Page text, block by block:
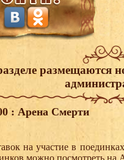
размещаются
: Арена Смерти
на участие в
можно посмотреть на